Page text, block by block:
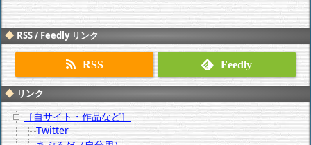
RSS / Feedly リンク
RSS Feedly
リンク
［自サイト・作品など］
Twitter